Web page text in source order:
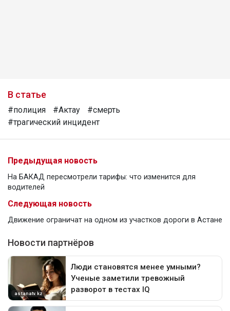
В статье
#полиция #Актау
#смерть
#трагический инцидент
Предыдущая новость
На БАКАД пересмотрели тарифы: что изменится для
водителей
Следующая новость
Движение ограничат на одном из участков дороги в Астане